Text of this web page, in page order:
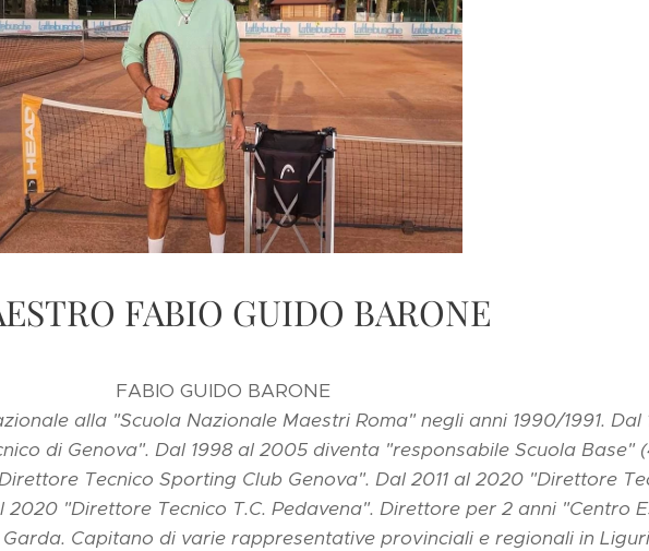
FABIO GUIDO BARONE
FABIO GUIDO BARONE
alla "Scuola Nazionale Maestri Roma" negli anni 1990/1991. Dal
di Genova". Dal 1998 al 2005 diventa "responsabile Scuola Base"
Tecnico Sporting Club Genova". Dal 2011 al 2020 "Direttore
2020 "Direttore Tecnico T.C. Pedavena". Direttore per 2 anni "Centro
Capitano di varie rappresentative provinciali e regionali in